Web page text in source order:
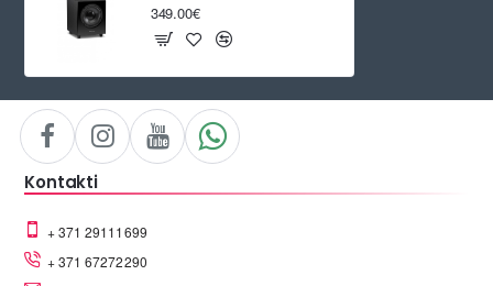
349.00€
Kontakti
+ 371 29111699
+ 371 67272290